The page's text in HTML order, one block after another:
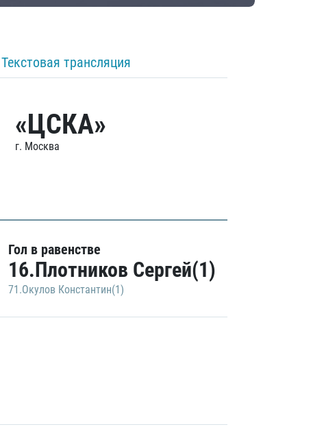
Текстовая трансляция
«ЦСКА»
г. Москва
Гол в равенстве
16.Плотников Сергей(1)
71.Окулов Константин(1)